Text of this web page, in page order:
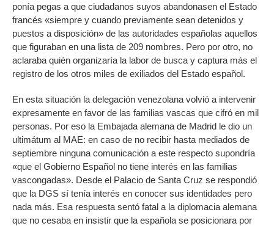
ponía pegas a que ciudadanos suyos abandonasen el Estado
francés «siempre y cuando previamente sean detenidos y
puestos a disposición» de las autoridades españolas aquellos
que figuraban en una lista de 209 nombres. Pero por otro, no
aclaraba quién organizaría la labor de busca y captura más el
registro de los otros miles de exiliados del Estado español.
En esta situación la delegación venezolana volvió a intervenir
expresamente en favor de las familias vascas que cifró en mil
personas. Por eso la Embajada alemana de Madrid le dio un
ultimátum al MAE: en caso de no recibir hasta mediados de
septiembre ninguna comunicación a este respecto supondría
«que el Gobierno Español no tiene interés en las familias
vascongadas». Desde el Palacio de Santa Cruz se respondió
que la DGS sí tenía interés en conocer sus identidades pero
nada más. Esa respuesta sentó fatal a la diplomacia alemana
que no cesaba en insistir que la española se posicionara por